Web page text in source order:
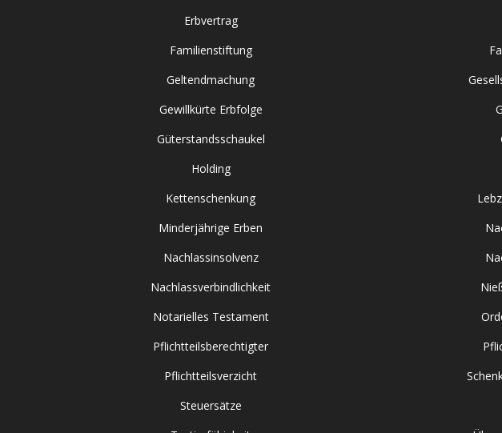
Erbvertrag
Familienstiftung
Geltendmachung
Gewillkürte Erbfolge
Güterstandsschaukel
Holding
Kettenschenkung
Minderjährige Erben
Nachlassinsolvenz
Nachlassverbindlichkeit
Notarielles Testament
Pflichtteilsberechtigter
Pflichtteilsverzicht
Steuersätze